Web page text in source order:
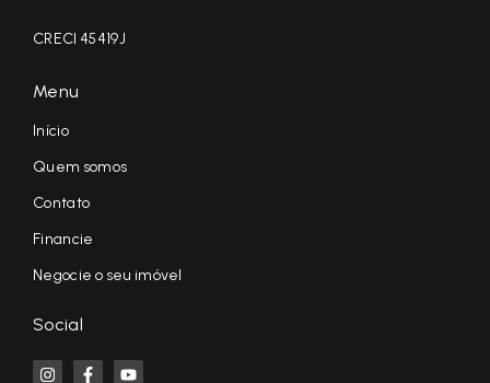
CRECI 45419J
Menu
Início
Quem somos
Contato
Financie
Negocie o seu imóvel
Social